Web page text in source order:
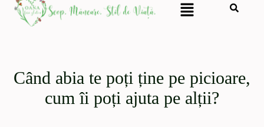
Când abia te poți ține pe picioare,
cum îi poți ajuta pe alții?